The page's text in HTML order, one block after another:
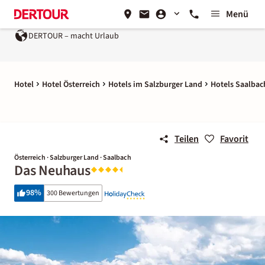
Menü
DERTOUR – macht Urlaub
Hotel Hotel Österreich Hotels im Salzburger Land Hotels
Teilen Favorit
Österreich · Salzburger Land · Saalbach
Das Neuhaus
98% 300 Bewertungen